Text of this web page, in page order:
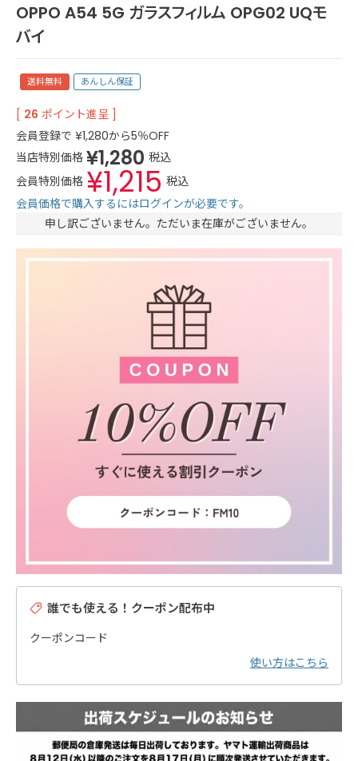
OPPO A54 5G ガラスフィルム OPG02 UQモ
バイ
送料無料 あんしん保証
[ 26 ポイント進呈 ]
会員登録で ¥1,280から5％OFF
当店特別価格 ¥1,280 税込
会員特別価格 ¥1,215 税込
会員価格で購入するにはログインが必要です。
申し訳ございません。ただいま在庫がございません。
誰でも使える！クーポン配布中
クーポンコード
使い方はこちら